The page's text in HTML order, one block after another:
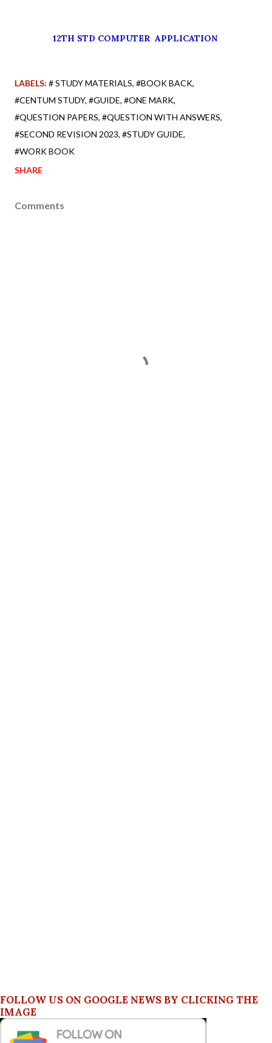
12TH STD COMPUTER APPLICATION
LABELS: # STUDY MATERIALS #BOOK BACK
#CENTUM STUDY #GUIDE #ONE MARK
#QUESTION PAPERS #QUESTION WITH ANSWERS
#SECOND REVISION 2023 #STUDY GUIDE
#WORK BOOK
SHARE
Comments
FOLLOW US ON GOOGLE NEWS BY CLICKING THE
IMAGE